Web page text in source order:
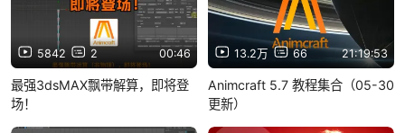
5842 2 00:46
最强3dsMAX飘带解算，即将登
场！
13.2万 66 21:19:53
Animcraft 5.7 教程集合（05-30
更新）